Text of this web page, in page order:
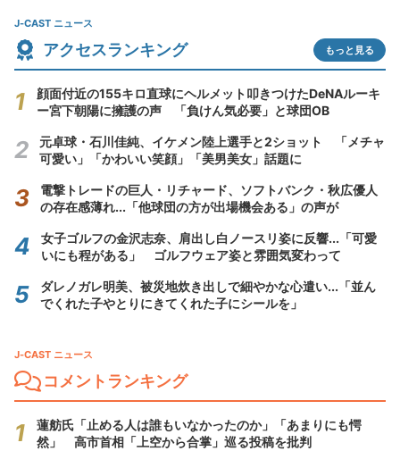
J-CAST ニュース
アクセスランキング もっと見る
顔面付近の155キロ直球にヘルメット叩きつけたDeNAルーキ
ー宮下朝陽に擁護の声 「負けん気必要」と球団OB
元卓球・石川佳純、イケメン陸上選手と2ショット 「メチャ
可愛い」「かわいい笑顔」「美男美女」話題に
電撃トレードの巨人・リチャード、ソフトバンク・秋広優人
の存在感薄れ...「他球団の方が出場機会ある」の声が
女子ゴルフの金沢志奈、肩出し白ノースリ姿に反響...「可愛
いにも程がある」 ゴルフウェア姿と雰囲気変わって
ダレノガレ明美、被災地炊き出しで細やかな心遣い...「並ん
でくれた子やとりにきてくれた子にシールを」
J-CAST ニュース
コメントランキング
蓮舫氏「止める人は誰もいなかったのか」「あまりにも愕
然」 高市首相「上空から合掌」巡る投稿を批判